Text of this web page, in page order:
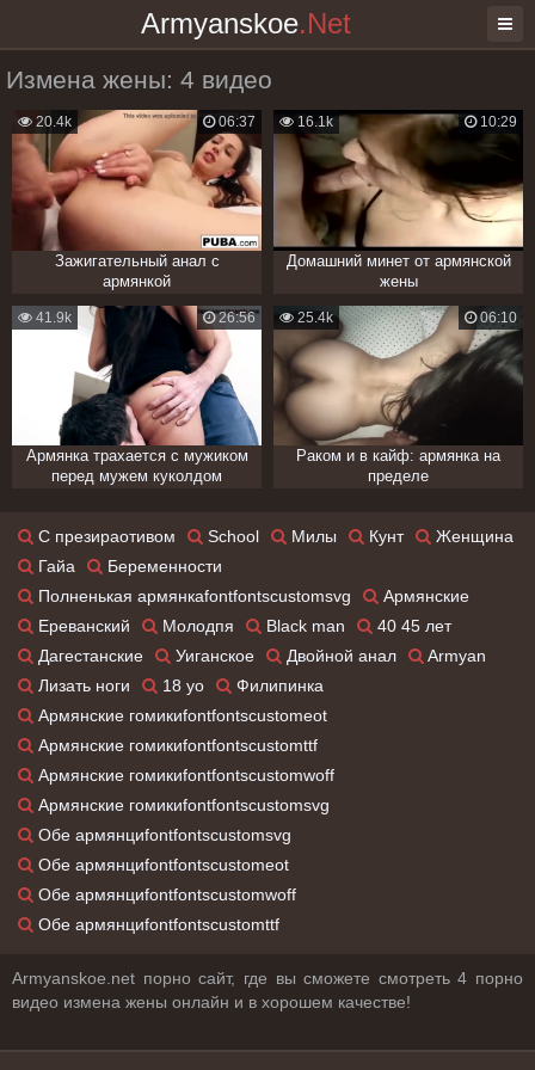
Armyanskoe.Net
Измена жены: 4 видео
Зажигательный анал с
армянкой
06:37
20.4k
Домашний минет от армянской
жены
10:29
16.1k
Армянка трахается с мужиком
перед мужем куколдом
26:56
41.9k
Раком и в кайф: армянка на
пределе
06:10
25.4k
С презираотивом School Милы Кунт
Женщина
Гайа
Беременности
Полненькая армянкаfontfontscustomsvg
Армянские
Ереванский
Молодпя Black man
40 45 лет
Дагестанские
Уиганское Двойной анал
Armyan
Лизать ноги
18 yo
Филипинка
Армянские гомикиfontfontscustomeot
Армянские гомикиfontfontscustomttf
Армянские гомикиfontfontscustomwoff
Армянские гомикиfontfontscustomsvg
Обе армянциfontfontscustomsvg
Обе армянциfontfontscustomeot
Обе армянциfontfontscustomwoff
Обе армянциfontfontscustomttf
Armyanskoe.net порно сайт, где вы сможете смотреть 4 порно
видео измена жены онлайн и в хорошем качестве!